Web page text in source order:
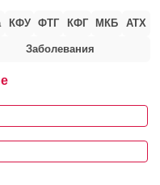
КФУ ФТГ КФГ МКБ АТХ
Заболевания